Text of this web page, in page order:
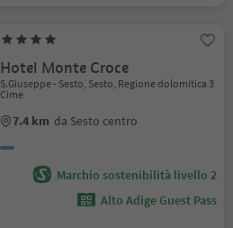
Hotel Monte Croce
S.Giuseppe - Sesto, Sesto, Regione dolomitica 3
Cime
7.4 km da Sesto centro
Marchio sostenibilità livello 2
Alto Adige Guest Pass